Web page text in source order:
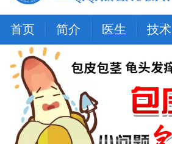
首页 简介 医生 技术